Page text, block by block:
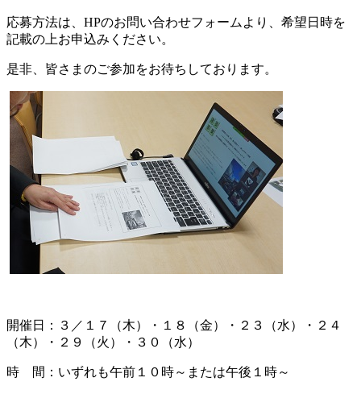
応募方法は、HPのお問い合わせフォームより、希望日時を
記載の上お申込みください。
是非、皆さまのご参加をお待ちしております。
開催日：３／１７（木）・１８（金）・２３（水）・２４
（木）・２９（火）・３０（水）
時 間：いずれも午前１０時～または午後１時～